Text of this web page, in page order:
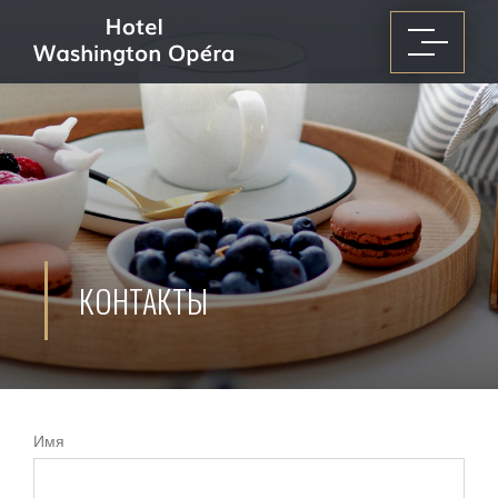
КОНТАКТЫ
Имя